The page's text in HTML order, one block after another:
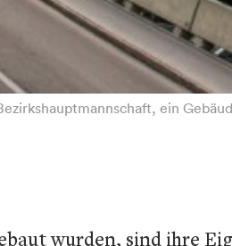
ein
wurden, sind ihre